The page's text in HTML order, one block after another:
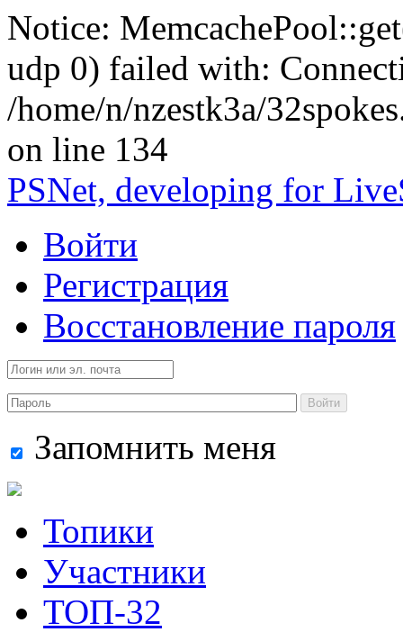
Notice:
udp 0) failed with:
/home/n/nzestk3a/
on line 134
PSNet, developing for
Войти
Регистрация
Восстановление пароля
Войти
Запомнить меня
Топики
Участники
ТОП-32